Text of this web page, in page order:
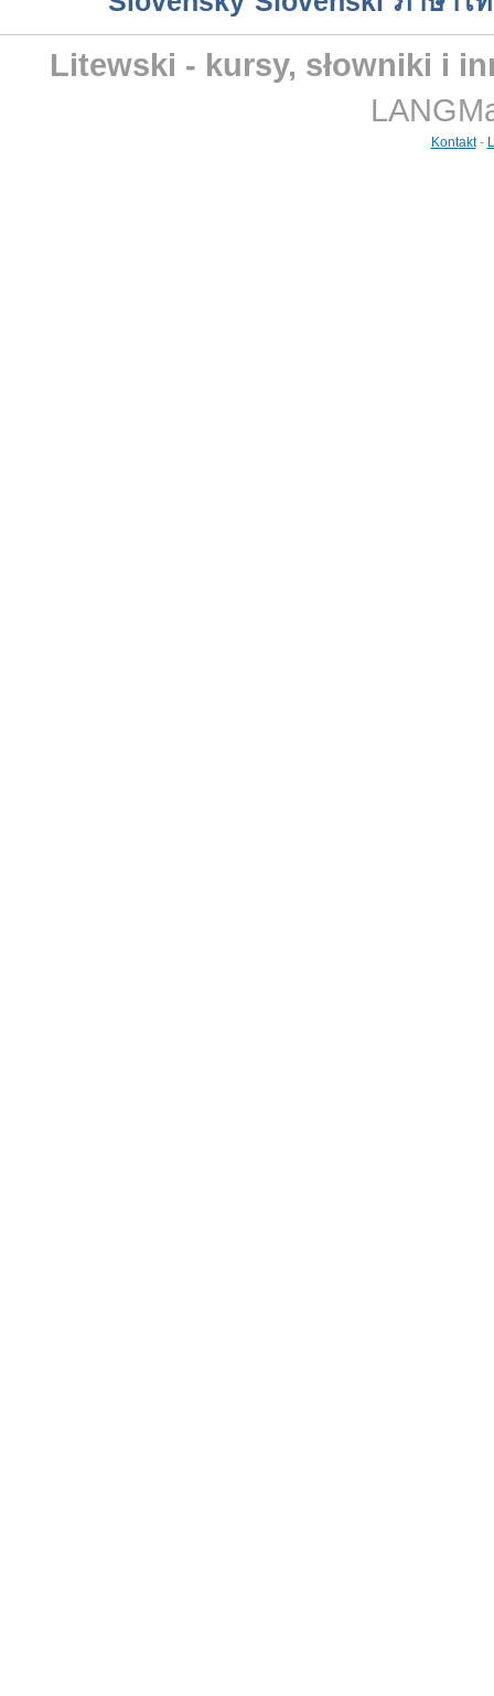
Litewski - kursy, słowniki i
Kontakt-